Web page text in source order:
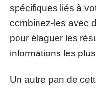
spécifiques liés à
combinez-les avec
pour élaguer les
informations les
Un autre pan de